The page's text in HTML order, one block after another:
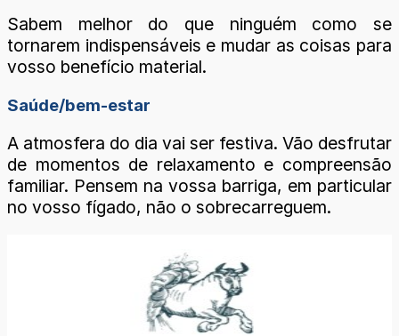
Sabem melhor do que ninguém como se
tornarem indispensáveis e mudar as coisas para
vosso benefício material.
Saúde/bem-estar
A atmosfera do dia vai ser festiva. Vão desfrutar
de momentos de relaxamento e compreensão
familiar. Pensem na vossa barriga, em particular
no vosso fígado, não o sobrecarreguem.